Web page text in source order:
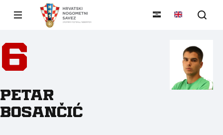
6
Petar
Bosančić